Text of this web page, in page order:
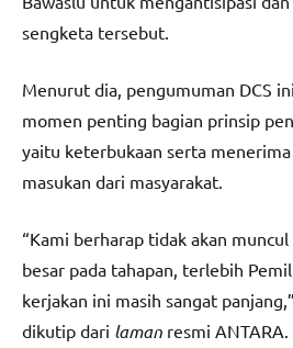
sengketa tersebut.
Menurut dia, pengumuman DCS
momen penting bagian prinsip
yaitu keterbukaan serta
masukan dari masyarakat.
“Kami berharap tidak akan
besar pada tahapan, terlebih
kerjakan ini masih sangat
dikutip dari laman resmi ANTARA.